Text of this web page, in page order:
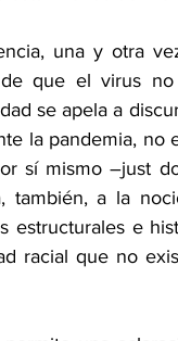
una y otra
que el virus
se apela a
la pandemia, no
sí mismo –just
también, a la
estructurales e
racial que no